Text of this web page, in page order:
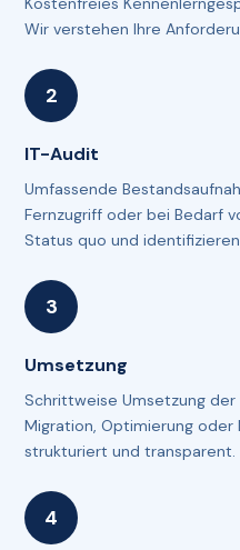
Wir verstehen Ihre
IT-Audit
Umfassende
Fernzugriff oder bei Bedarf
Status quo und
Umsetzung
Schrittweise Umsetzung
Migration, Optimierung
strukturiert und transparent.